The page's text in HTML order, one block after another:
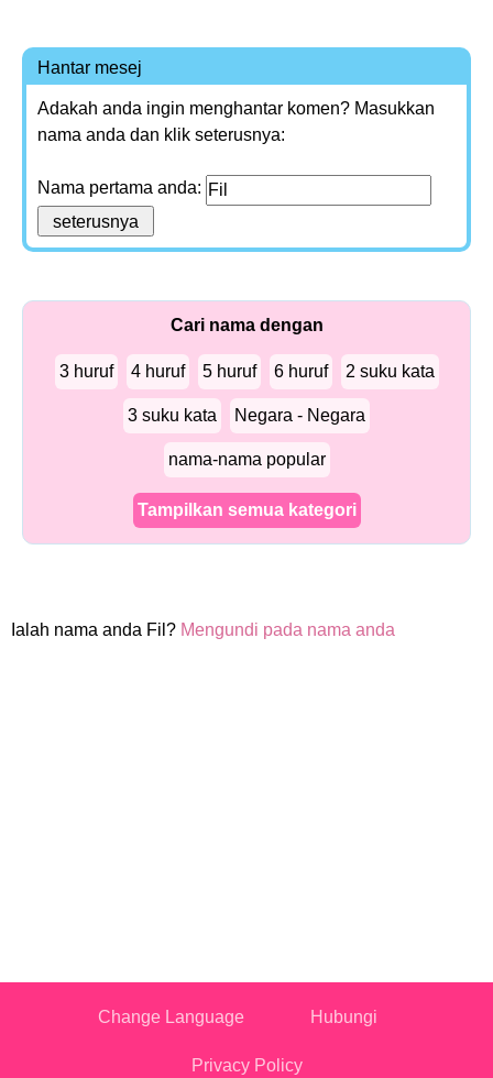
Hantar mesej
Adakah anda ingin menghantar komen? Masukkan
nama anda dan klik seterusnya:
Nama pertama anda:
Cari nama dengan
3 huruf 4 huruf 5 huruf 6 huruf 2 suku kata
3 suku kata Negara - Negara
nama-nama popular
Tampilkan semua kategori
Ialah nama anda Fil? Mengundi pada nama anda
Change Language Hubungi
Privacy Policy